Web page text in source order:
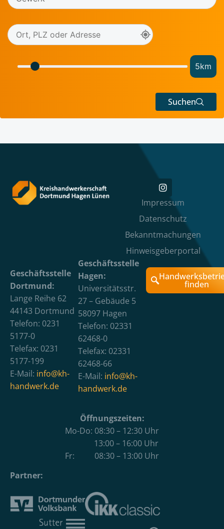
5km
Suchen
Impressum
Datenschutz
Bekanntmachungen
Hinweisgeberportal
Geschäftsstelle
Dortmund:
Lange Reihe 62
44143 Dortmund
Telefon: 0231
5177-0
Telefax: 0231
5177-199
E-Mail: info@kh-
handwerk.de
Geschäftsstelle
Hagen:
Universitätsstr.
27 – Gebäude 5
58097 Hagen
Telefon: 02331
62468-0
Telefax: 02331
62468-66
E-Mail: info@kh-
handwerk.de
finden
Öffnungszeiten:
Mo-Do: 08:30 – 12:30 Uhr
13:00 – 16:00 Uhr
Fr: 08:30 – 13:00 Uhr
Partner: